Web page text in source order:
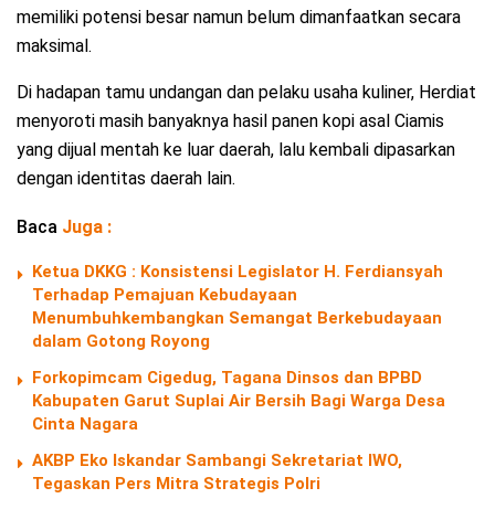
memiliki potensi besar namun belum dimanfaatkan secara
maksimal.
Di hadapan tamu undangan dan pelaku usaha kuliner, Herdiat
menyoroti masih banyaknya hasil panen kopi asal Ciamis
yang dijual mentah ke luar daerah, lalu kembali dipasarkan
dengan identitas daerah lain.
Baca Juga :
Ketua DKKG : Konsistensi Legislator H. Ferdiansyah
Terhadap Pemajuan Kebudayaan
Menumbuhkembangkan Semangat Berkebudayaan
dalam Gotong Royong
Forkopimcam Cigedug, Tagana Dinsos dan BPBD
Kabupaten Garut Suplai Air Bersih Bagi Warga Desa
Cinta Nagara
AKBP Eko Iskandar Sambangi Sekretariat IWO,
Tegaskan Pers Mitra Strategis Polri